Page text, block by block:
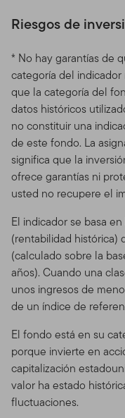
Riesgos de
* No hay garantías de
categoría del
que la categoría del
datos históricos
no constituir una
de este fondo. La
significa que la
ofrece garantías ni
usted no recupere el
El indicador se basa
(rentabilidad histórica)
(calculado sobre la
años). Cuando una
unos ingresos de
de un índice de
El fondo está en su
porque invierte en
capitalización
valor ha estado
fluctuaciones.